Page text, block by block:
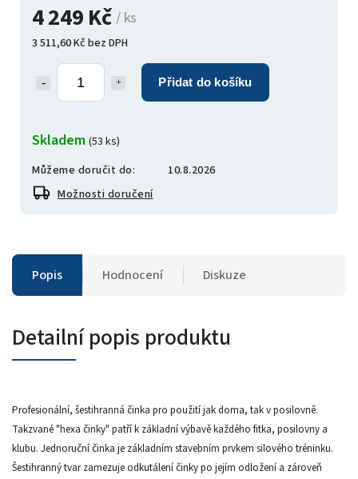
4 249 Kč/ ks
3 511,60 Kč bez DPH
Přidat do košíku
Skladem (53 ks)
Můžeme doručit do:
10.8.2026
Možnosti doručení
Popis Hodnocení Diskuze
Detailní popis produktu
Profesionální, šestihranná činka pro použití jak doma, tak v posilovně.
Takzvané "hexa činky" patří k základní výbavě každého fitka, posilovny a
klubu. Jednoruční činka je základním stavebním prvkem silového tréninku.
Šestihranný tvar zamezuje odkutálení činky po jejím odložení a zároveň